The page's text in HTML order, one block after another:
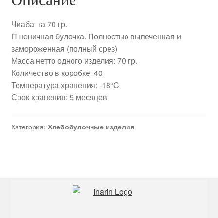
Чиабатта 70 гр.
Пшеничная булочка. Полностью выпеченная и
замороженная (полный срез)
Масса нетто одного изделия: 70 гр.
Количество в коробке: 40
Температура хранения: -18°C
Срок хранения: 9 месяцев
Категория: Хлебобулочные изделия